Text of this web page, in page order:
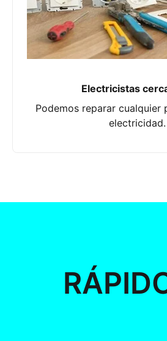
Electricistas
Podemos reparar cualquier
electricidad.